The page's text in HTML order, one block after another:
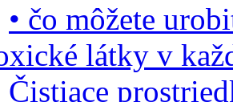
• čo môžete
látky v
Čistiace